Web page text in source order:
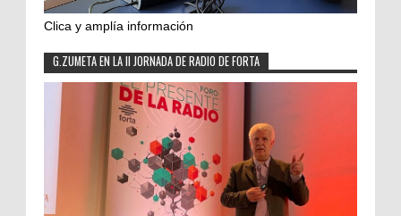
Clica y amplía información
G.ZUMETA EN LA II JORNADA DE RADIO DE FORTA